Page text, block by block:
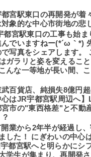
都宮駅東口の再開発が着
対象的な中心市街地の悲
都宮駅東口の工事も始ま
んでいますねー(*´ω｀*)
で写真をシェアします。
ガラリと姿を変えるこ
んな一等地が長い間、
武百貨店、純損失8億円
はJR宇都宮駅周辺へ】
宮市の"東西格差"と不動
業から2年半が経過し
した！ にぎわいの中心
都宮駅へと明らかにシ
学生が集まり、再開発